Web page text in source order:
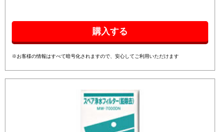
※お客様の情報はすべて暗号化されますので、安心してご利用いただけます